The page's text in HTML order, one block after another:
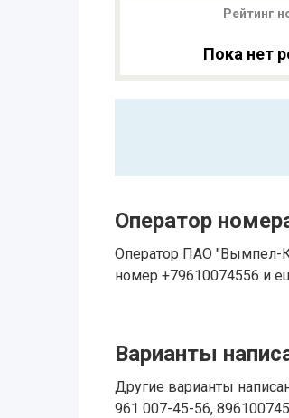
Рейтинг
Пока нет
Оператор
Оператор ПАО "Вымпел-
номер +79610074556 и
Варианты
Другие варианты
961 007-45-56,